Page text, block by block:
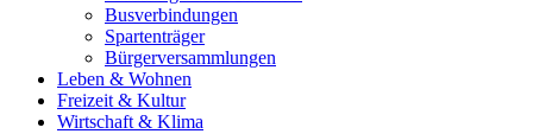
Busverbindungen
Spartenträger
Bürgerversammlungen
Leben & Wohnen
Freizeit & Kultur
Wirtschaft & Klima